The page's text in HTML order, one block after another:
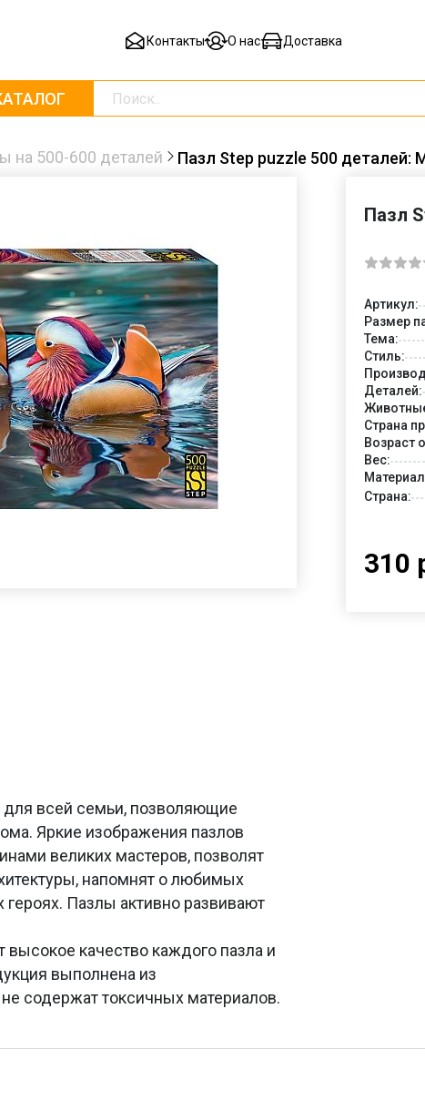
Контакты О нас Доставка
на 500-600 деталей Пазл Step puzzle 500 деталей:
для всей семьи, позволяющие
Яркие изображения пазлов
великих мастеров, позволят
напомнят о любимых
Пазлы активно развивают
высокое качество каждого пазла и
выполнена из
содержат токсичных материалов.
Пазл
Артикул:
Размер
Тема:
Стиль:
Деталей:
Страна
Возраст
Вес:
Страна:
310